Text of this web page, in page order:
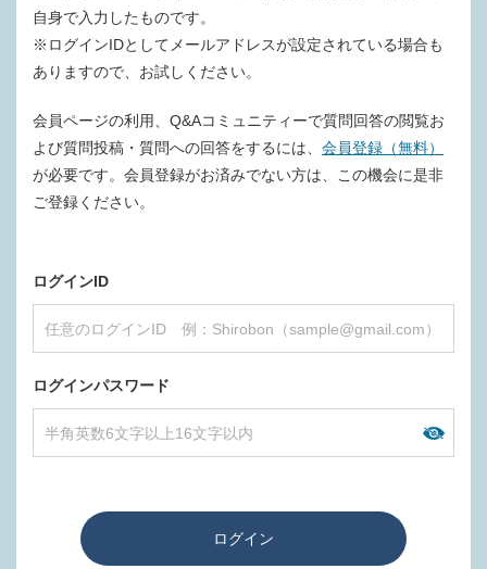
自身で入力したものです。
※ログインIDとしてメールアドレスが設定されている場合も
ありますので、お試しください。
会員ページの利用、Q&Aコミュニティーで質問回答の閲覧お
よび質問投稿・質問への回答をするには、 会員登録（無料）
が必要です。会員登録がお済みでない方は、この機会に是非
ご登録ください。
ログインID
ログインパスワード
ログイン